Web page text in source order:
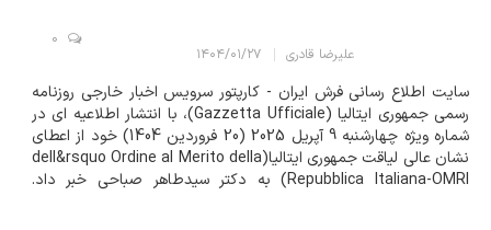
علیرضا قادری ۱۴۰۴/۰۱/۲۷
0
سایت اطلاع رسانی فرش ایران - کارپتور سرویس اخبار خارجی روزنامه
رسمی جمهوری ایتالیا (Gazzetta Ufficiale)، با انتشار اطلاعیه ای در
شماره ویژه چهارشنبه 9 آپریل 2025 (20 فروردین 1404) خود از اعطای
نشان عالی لیاقت جمهوری ایتالیا(dell&rsquo Ordine al Merito della
Repubblica Italiana-OMRI) به دکتر سیدطاهر صباحی خبر داد.